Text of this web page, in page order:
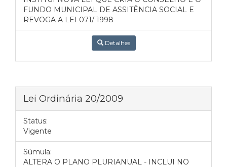
FUNDO MUNICIPAL DE ASSITÊNCIA SOCIAL E
REVOGA A LEI 071/ 1998
Detalhes
Lei Ordinária 20/2009
Status:
Vigente
Súmula:
ALTERA O PLANO PLURIANUAL - INCLUI NO